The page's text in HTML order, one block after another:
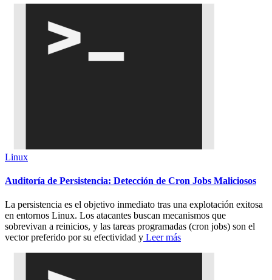
Linux
Auditoría de Persistencia: Detección de Cron Jobs Maliciosos
La persistencia es el objetivo inmediato tras una explotación exitosa
en entornos Linux. Los atacantes buscan mecanismos que
sobrevivan a reinicios, y las tareas programadas (cron jobs) son el
vector preferido por su efectividad y Leer más